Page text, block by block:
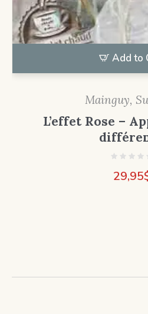
Add to
Mainguy,
L’effet Rose –
29,95